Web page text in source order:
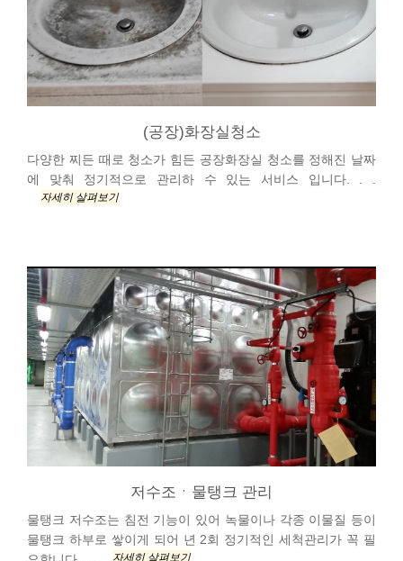
(공장)화장실청소
다양한 찌든 때로 청소가 힘든 공장화장실 청소를 정해진 날짜
에 맞춰 정기적으로 관리하 수 있는 서비스 입니다. . .
자세히 살펴보기
저수조ㆍ물탱크 관리
물탱크 저수조는 침전 기능이 있어 녹물이나 각종 이물질 등이
물탱크 하부로 쌓이게 되어 년 2회 정기적인 세척관리가 꼭 필
자세히 살펴보기